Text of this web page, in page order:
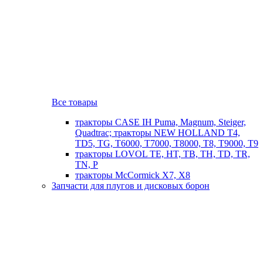
Все товары
тракторы CASE IH Puma, Magnum, Steiger,
Quadtrac; тракторы NEW HOLLAND T4,
TD5, TG, T6000, T7000, T8000, T8, T9000, T9
тракторы LOVOL TE, HT, TB, TH, TD, TR,
TN, P
тракторы McCormick X7, X8
Запчасти для плугов и дисковых борон